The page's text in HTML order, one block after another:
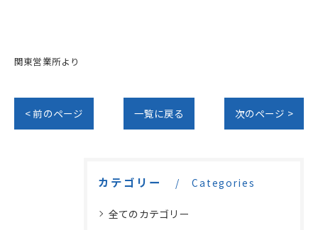
関東営業所より
< 前のページ 一覧に戻る 次のページ >
カテゴリー Categories
全てのカテゴリー